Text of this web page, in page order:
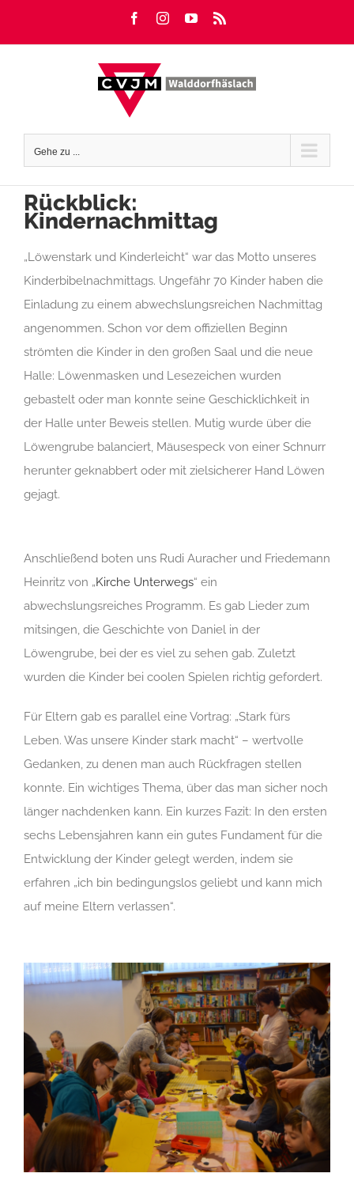
FacebookInstagramYouTube
Gehe zu ...
Rückblick:
Kindernachmittag
„Löwenstark und Kinderleicht“ war das Motto unseres
Kinderbibelnachmittags. Ungefähr 70 Kinder haben die
Einladung zu einem abwechslungsreichen Nachmittag
angenommen. Schon vor dem offiziellen Beginn
strömten die Kinder in den großen Saal und die neue
Halle: Löwenmasken und Lesezeichen wurden
gebastelt oder man konnte seine Geschicklichkeit in
der Halle unter Beweis stellen. Mutig wurde über die
Löwengrube balanciert, Mäusespeck von einer Schnurr
herunter geknabbert oder mit zielsicherer Hand Löwen
gejagt.
Anschließend boten uns Rudi Auracher und Friedemann
Heinritz von „Kirche Unterwegs“ ein
abwechslungsreiches Programm. Es gab Lieder zum
mitsingen, die Geschichte von Daniel in der
Löwengrube, bei der es viel zu sehen gab. Zuletzt
wurden die Kinder bei coolen Spielen richtig gefordert.
Für Eltern gab es parallel eine Vortrag: „Stark fürs
Leben. Was unsere Kinder stark macht“ – wertvolle
Gedanken, zu denen man auch Rückfragen stellen
konnte. Ein wichtiges Thema, über das man sicher noch
länger nachdenken kann. Ein kurzes Fazit: In den ersten
sechs Lebensjahren kann ein gutes Fundament für die
Entwicklung der Kinder gelegt werden, indem sie
erfahren „ich bin bedingungslos geliebt und kann mich
auf meine Eltern verlassen“.